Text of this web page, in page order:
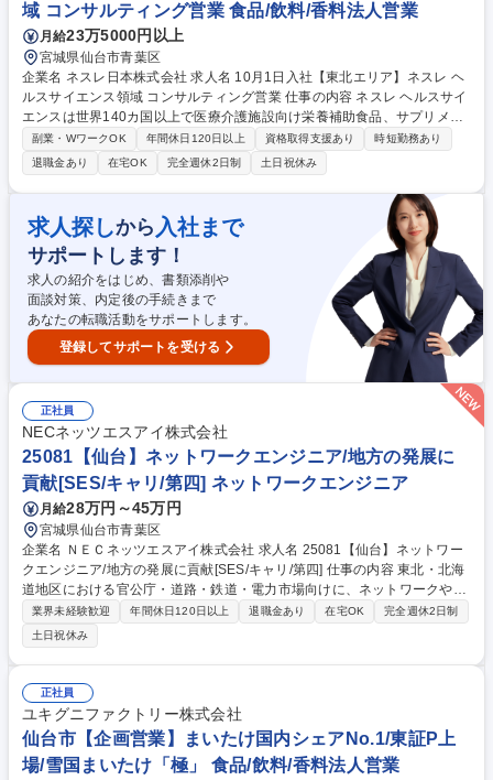
域 コンサルティング営業 食品/飲料/香料法人営業
月給23万5000円以上
宮城県仙台市青葉区
企業名 ネスレ日本株式会社 求人名 10月1日入社【東北エリア】ネスレ ヘ
ルスサイエンス領域 コンサルティング営業 仕事の内容 ネスレ ヘルスサイ
エンスは世界140カ国以上で医療介護施設向け栄養補助食品、サプリメン
トや一般消費者向け健康食品など、幅広いブランドを展開しており、医療
機関や介護施設に対して自社製品の提案を行います。 ■顧客：医療機関が
メイン。提案先は医療従事者や本部の購買担当など、顧客毎に異なる（メ
イン顧客は病院です）。■取扱商品：栄養補助食品(エネルギー･たんぱく
質補給製品等)や流動食(消化態栄養等)。 ■営業手法：新規先・既存先への
提案があり、顧客が抱える課題に対し、自社の製品・サービス・培ってき
た知見を活かした自由度の高い提案をします。 募集職種 10月1日入社【東
北エリア】ネスレ ヘルスサイエンス領域 コンサルティング営業
副業・WワークOK 年間休日120日以上 資格取得支援あり
時短勤務あり
退職金あり
在宅OK 完全週休2日制 土日祝休み
求人探しから 入社まで
サポートします！
求人の紹介をはじめ、書類添削や
面談対策、内定後の手続きまで
あなたの転職活動をサポートします。
登録してサポートを受ける
正社員
NECネッツエスアイ株式会社
25081【仙台】ネットワークエンジニア/地方の発展に
貢献[SES/キャリ/第四] ネットワークエンジニア
月給28万円～45万円
宮城県仙台市青葉区
企業名 ＮＥＣネッツエスアイ株式会社 求人名 25081【仙台】ネットワー
クエンジニア/地方の発展に貢献[SES/キャリ/第四] 仕事の内容 東北・北海
道地区における官公庁・道路・鉄道・電力市場向けに、ネットワークやサ
ーバ、セキュリティ等の提案・設計・構築をお任せします。プリセールス
などの上流工程から構築・保守運用まで幅広く担当します。 【具体的に
は】■ネットワークやサーバ・セキュリティ等の提案・設計・構築・検証
■プロジェクト管理 ■新ソリューションや拡販施策の検討 ■プリセールスや
コンサル等の上流対応 【主な顧客】東北・北海道地区の官公庁、道路・鉄
道・電力事業者 【仕事の魅力】経験豊富なメンバーから指導を受け、幅広
い複合的なスキルを習得可能です。インフラ構築を通じて地方の発展に貢
献できるやりがいがあります。 募集職種 25081【仙台】ネットワークエ
ンジニア/地方の発展に貢献[SES/キャリ/第四]
業界未経験歓迎 年間休日120日以上 退職金あり 在宅OK
完全週休2日制
土日祝休み
正社員
ユキグニファクトリー株式会社
仙台市【企画営業】まいたけ国内シェアNo.1/東証P上
場/雪国まいたけ「極」 食品/飲料/香料法人営業